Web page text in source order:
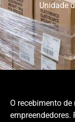
Unidade
O recebimento
empreendedores.